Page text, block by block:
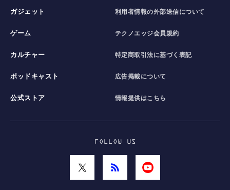
ガジェット
ゲーム
カルチャー
ポッドキャスト
公式ストア
利用者情報の外部送信について
テクノエッジ会員規約
特定商取引法に基づく表記
広告掲載について
情報提供はこちら
FOLLOW US